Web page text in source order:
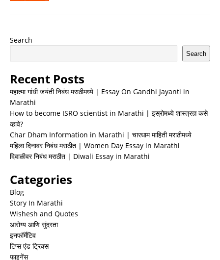
Search
Search
Recent Posts
महात्मा गांधी जयंती निबंध मराठीमध्ये | Essay On Gandhi Jayanti in
Marathi
How to become ISRO scientist in Marathi | इस्रोमध्ये शास्त्रज्ञ कसे
व्हावे?
Char Dham Information in Marathi | चारधाम माहिती मराठीमध्ये
महिला दिनावर निबंध मराठीत | Women Day Essay in Marathi
दिवाळीवर निबंध मराठीत | Diwali Essay in Marathi
Categories
Blog
Story In Marathi
Wishesh and Quotes
आरोग्य आणि सुंदरता
इनफॉर्मेटिव
टिप्स एंड ट्रिक्स
फाइनेंस